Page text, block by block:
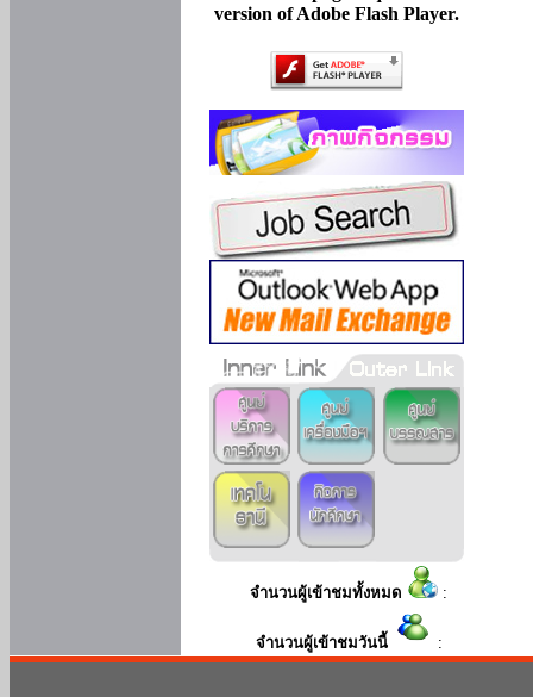
version of Adobe Flash Player.
จำนวนผู้เข้าชมทั้งหมด :
จำนวนผู้เข้าชมวันนี้ :